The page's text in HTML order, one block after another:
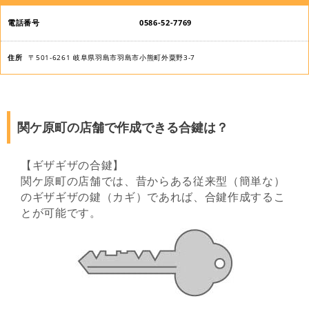
舗
名
電
住
所
0586-52-7769
〒501-6261 岐阜県羽島市羽島市小熊町外粟野3-7
関ケ原町の店舗で作成できる合鍵は？
【ギザギザの合鍵】
関ケ原町の店舗では、昔からある従来型（簡単な）
のギザギザの鍵（カギ）であれば、合鍵作成するこ
とが可能です。